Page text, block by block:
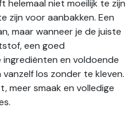
helemaal niet moeilijk te zijn
zijn voor aanbakken. Een
maar wanneer je de juiste
een goed
en voldoende
los zonder te kleven.
meer smaak en volledige